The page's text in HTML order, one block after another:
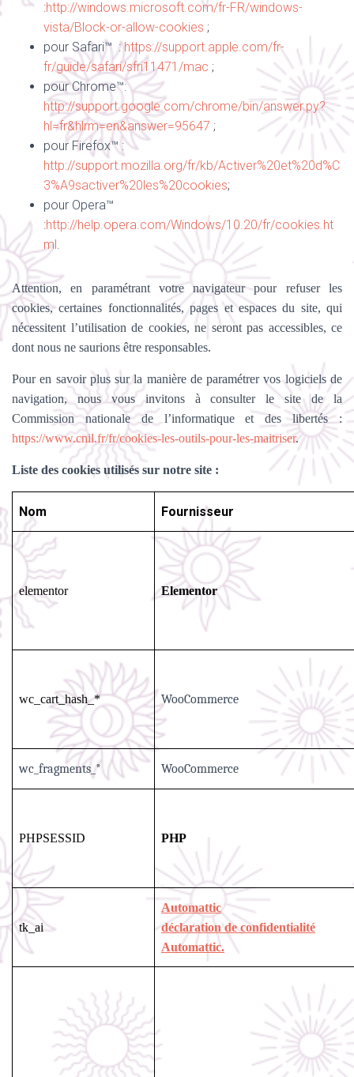
:http://windows.microsoft.com/fr-FR/windows-
vista/Block-or-allow-cookies ;
pour Safari™ :https://support.apple.com/fr-
fr/guide/safari/sfri11471/mac ;
pour Chrome™:
http://support.google.com/chrome/bin/answer.py?
hl=fr&hlrm=en&answer=95647 ;
pour Firefox™ :
http://support.mozilla.org/fr/kb/Activer%20et%20d%C
3%A9sactiver%20les%20cookies;
pour Opera™
:http://help.opera.com/Windows/10.20/fr/cookies.ht
ml.
Attention, en paramétrant votre navigateur pour refuser les
cookies, certaines fonctionnalités, pages et espaces du site, qui
nécessitent l’utilisation de cookies, ne seront pas accessibles, ce
dont nous ne saurions être responsables.
Pour en savoir plus sur la manière de paramétrer vos logiciels de
navigation, nous vous invitons à consulter le site de la
Commission nationale de l’informatique et des libertés :
https://www.cnil.fr/fr/cookies-les-outils-pour-les-maitriser.
Liste des cookies utilisés sur notre site :
Nom Fournisseur
elementor Elementor
wc_cart_hash_* WooCommerce
wc_fragments_* WooCommerce
PHPSESSID PHP
tk_ai
Automattic
déclaration de confidentialité
Automattic.